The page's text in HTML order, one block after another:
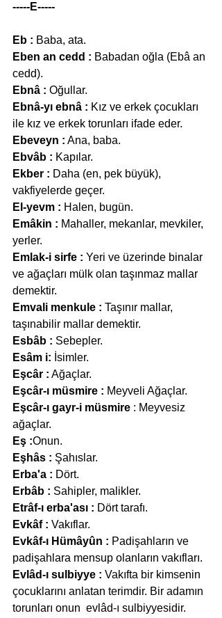
-----E-----
Eb : Baba, ata.
Eben an cedd : Babadan oğla (Ebâ an
cedd).
Ebnâ : Oğullar.
Ebnâ-yı ebnâ : Kız ve erkek çocukları
ile kız ve erkek torunları ifade eder.
Ebeveyn : Ana, baba.
Ebvâb : Kapılar.
Ekber : Daha (en, pek büyük),
vakfiyelerde geçer.
El-yevm : Halen, bugün.
Emâkin : Mahaller, mekanlar, mevkiler,
yerler.
Emlak-i sirfe : Yeri ve üzerinde binalar
ve ağaçları mülk olan taşınmaz mallar
demektir.
Emvali menkule : Taşınır mallar,
taşınabilir mallar demektir.
Esbâb : Sebepler.
Esâm i: İsimler.
Eşcâr : Ağaçlar.
Eşcâr-ı müsmire : Meyveli Ağaçlar.
Eşcâr-ı gayr-i müsmire : Meyvesiz
ağaçlar.
Eş :Onun.
Eşhâs : Şahıslar.
Erba'a : Dört.
Erbâb : Sahipler, malikler.
Etrâf-ı erba'ası : Dört tarafı.
Evkâf : Vakıflar.
Evkâf-ı Hümâyûn : Padişahların ve
padişahlara mensup olanların vakıfları.
Evlâd-ı sulbiyye : Vakıfta bir kimsenin
çocuklarını anlatan terimdir. Bir adamın
torunları onun  evlâd-ı sulbiyyesidir.